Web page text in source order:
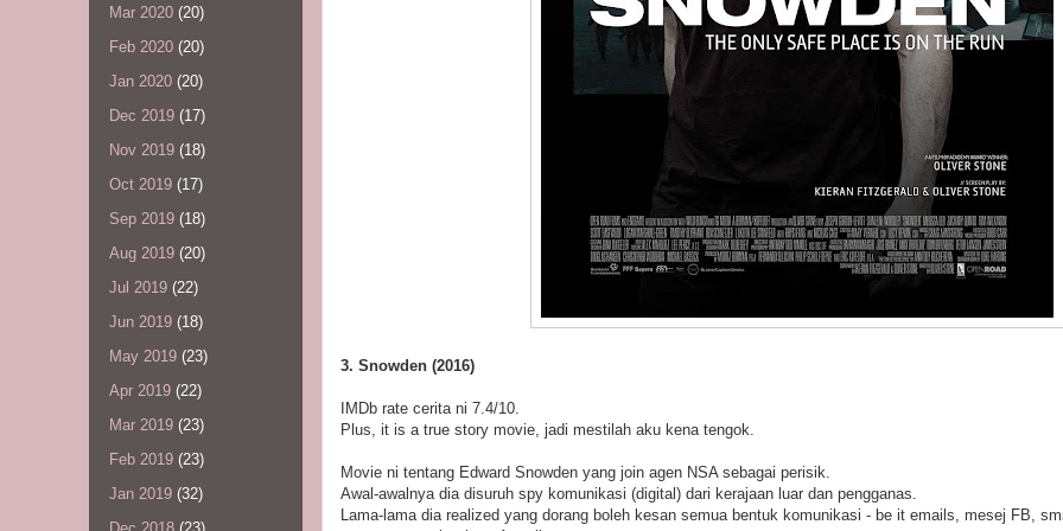
3. Snowden (2016)
IMDb rate cerita ni 7.4/10.
Plus, it is a true story movie, jadi mestilah aku kena tengok.
Movie ni tentang Edward Snowden yang join agen NSA sebagai perisik.
Awal-awalnya dia disuruh spy komunikasi (digital) dari kerajaan luar dan pengganas.
Lama-lama dia realized yang dorang boleh kesan semua bentuk komunikasi - be it emails, mesej FB,
Mar 2020 (20)
Feb 2020 (20)
Jan 2020 (20)
Dec 2019 (17)
Nov 2019 (18)
Oct 2019 (17)
Sep 2019 (18)
Aug 2019 (20)
Jul 2019 (22)
Jun 2019 (18)
May 2019 (23)
Apr 2019 (22)
Mar 2019 (23)
Feb 2019 (23)
Jan 2019 (32)